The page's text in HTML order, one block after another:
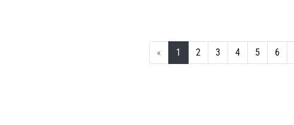
« 1 2 3 4 5 6